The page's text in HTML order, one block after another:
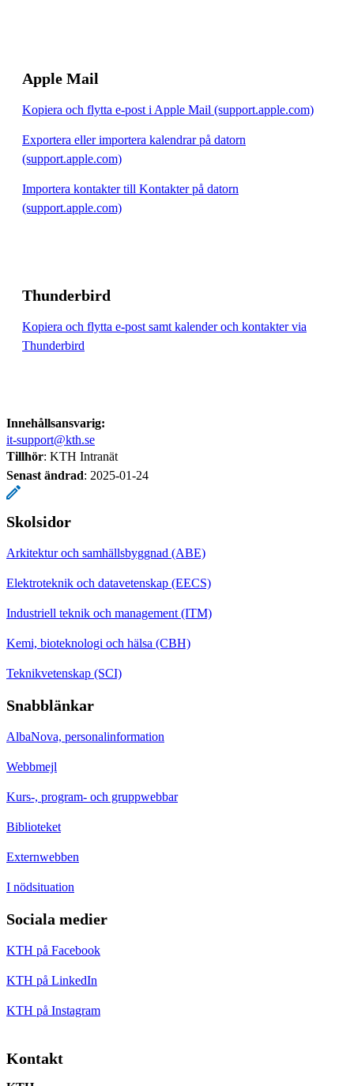
Apple Mail
Kopiera och flytta e-post i Apple Mail (support.apple.com)
Exportera eller importera kalendrar på datorn
(support.apple.com)
Importera kontakter till Kontakter på datorn
(support.apple.com)
Thunderbird
Kopiera och flytta e-post samt kalender och kontakter via
Thunderbird
Innehållsansvarig:
it-support@kth.se
Tillhör: KTH Intranät
Senast ändrad: 2025-01-24
Skolsidor
Arkitektur och samhällsbyggnad (ABE)
Elektroteknik och datavetenskap (EECS)
Industriell teknik och management (ITM)
Kemi, bioteknologi och hälsa (CBH)
Teknikvetenskap (SCI)
Snabblänkar
AlbaNova, personalinformation
Webbmejl
Kurs-, program- och gruppwebbar
Biblioteket
Externwebben
I nödsituation
Sociala medier
KTH på Facebook
KTH på LinkedIn
KTH på Instagram
Kontakt